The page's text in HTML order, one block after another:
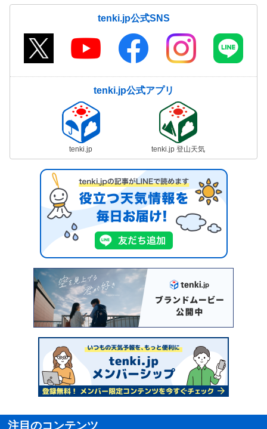
tenki.jp公式SNS
tenki.jp公式アプリ
tenki.jp tenki.jp 登山天気
注目のコンテンツ